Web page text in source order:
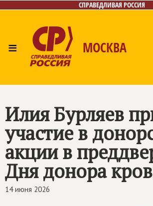
СПРАВЕДЛИВАЯ РОССИЯ
≡ МОСКВА
Фото/Видео
Илия Бурляев
участие в
акции в
Дня донора
14 июня 2026